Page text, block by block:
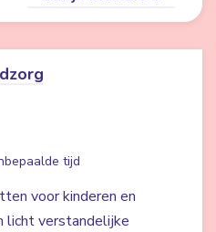
tijd
voor kinderen en
licht verstandelijke